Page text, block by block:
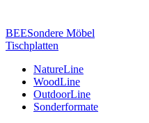
BEESondere Möbel
Tischplatten
NatureLine
WoodLine
OutdoorLine
Sonderformate